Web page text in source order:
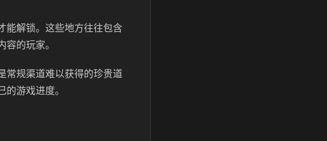
能解锁。这些地方往往包含
的玩家。
常规渠道难以获得的珍贵道
游戏进度。